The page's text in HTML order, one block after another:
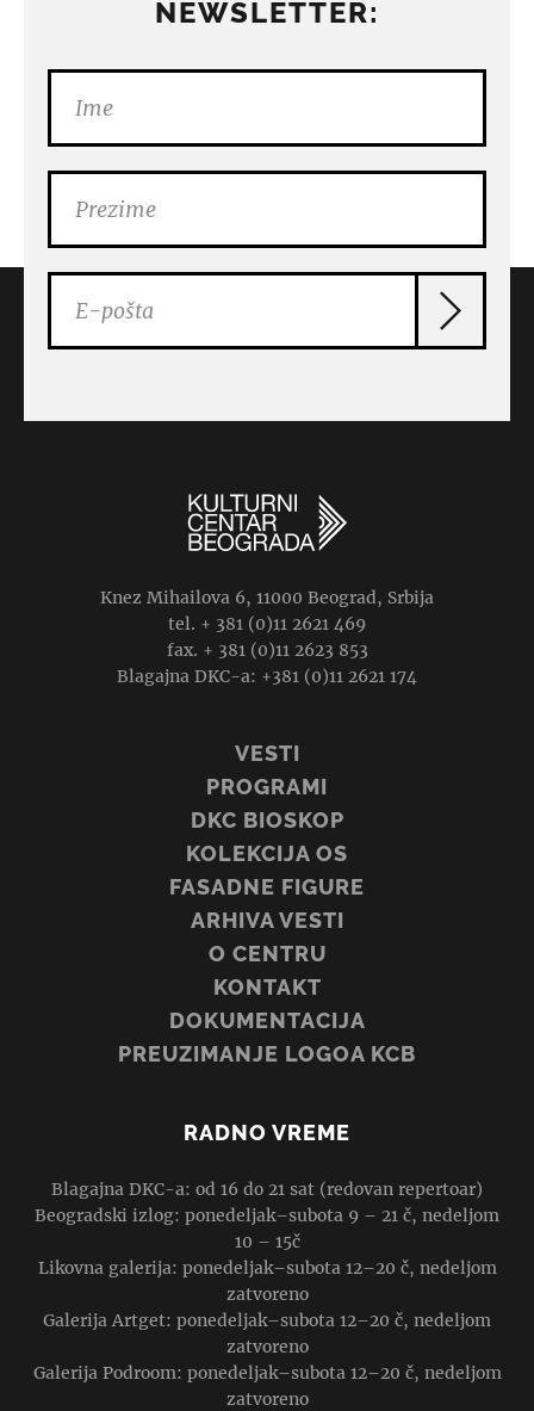
NEWSLETTER:
Knez Mihailova 6, 11000 Beograd, Srbija
tel. + 381 (0)11 2621 469
fax. + 381 (0)11 2623 853
Blagajna DKC-a: +381 (0)11 2621 174
VESTI
PROGRAMI
DKC BIOSKOP
KOLEKCIJA OS
FASADNE FIGURE
ARHIVA VESTI
O CENTRU
KONTAKT
DOKUMENTACIJA
PREUZIMANJE LOGOA KCB
RADNO VREME
Blagajna DKC-a: od 16 do 21 sat (redovan repertoar)
Beogradski izlog: ponedeljak–subota 9 – 21 č, nedeljom
10 – 15č
Likovna galerija: ponedeljak–subota 12–20 č, nedeljom
zatvoreno
Galerija Artget: ponedeljak–subota 12–20 č, nedeljom
zatvoreno
Galerija Podroom: ponedeljak–subota 12–20 č, nedeljom
zatvoreno